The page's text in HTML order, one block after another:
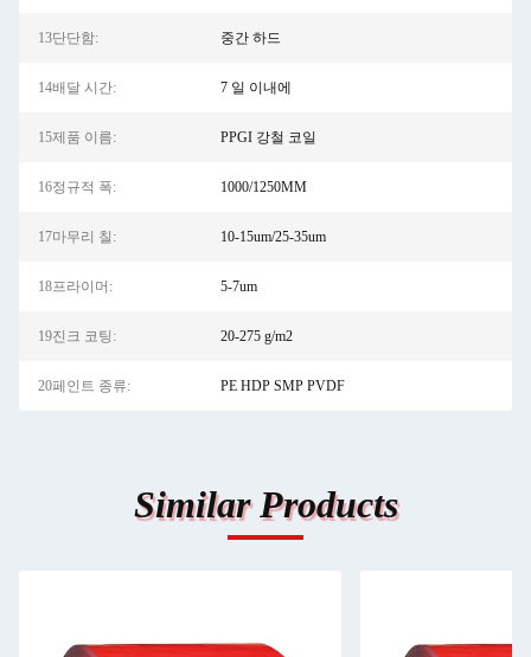
13단단함: 중간 하드
14배달 시간: 7 일 이내에
15제품 이름: PPGI 강철 코일
16정규적 폭: 1000/1250MM
17마무리 칠: 10-15um/25-35um
18프라이머: 5-7um
19진크 코팅: 20-275 g/m2
20페인트 종류: PE HDP SMP PVDF
Similar Products